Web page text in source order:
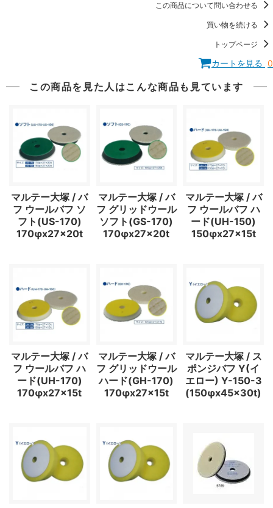
この商品について問い合わせる
買い物を続ける
トップページ
カートを見る 0
この商品を見た人はこんな商品も見ています
マルテー大塚 / バ
フ ウールバフ ソ
フト(US-170)
170φx27x20t
マルテー大塚 / バ
フ グリッドウール
ソフト(GS-170)
170φx27x20t
マルテー大塚 / バ
フ ウールバフ ハ
ード(UH-150)
150φx27x15t
マルテー大塚 / バ
フ ウールバフ ハ
ード(UH-170)
170φx27x15t
マルテー大塚 / バ
フ グリッドウール
ハード(GH-170)
170φx27x15t
マルテー大塚 / ス
ポンジバフ Y(イ
エロー) Y-150-3
(150φx45x30t)